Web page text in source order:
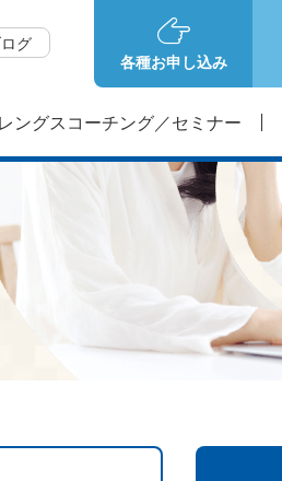
各種お申し込み
グ
ングスコーチング／セミナー